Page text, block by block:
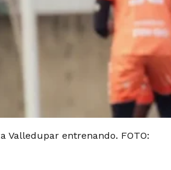
Valledupar entrenando. FOTO: